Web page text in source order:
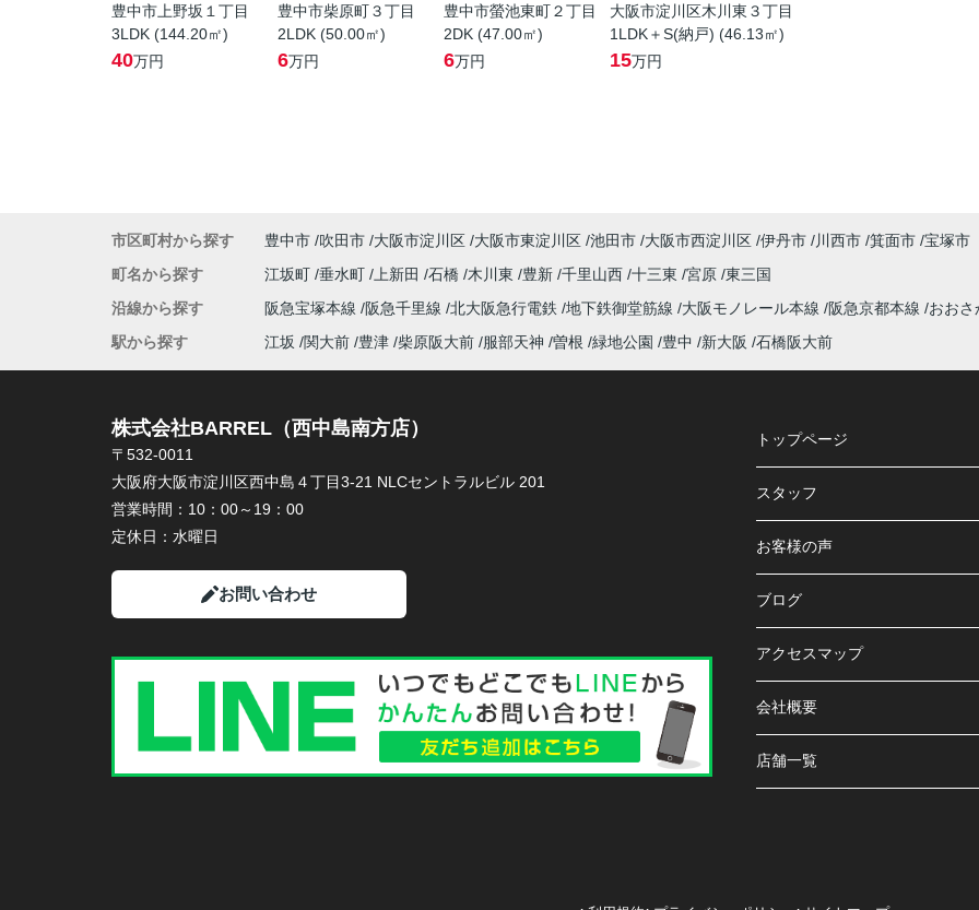
豊中市上野坂１丁目
3LDK (144.20㎡)
40万円
豊中市柴原町３丁目
2LDK (50.00㎡)
6万円
豊中市螢池東町２丁目
2DK (47.00㎡)
6万円
大阪市淀川区木川東３丁目
1LDK＋S(納戸) (46.13㎡)
15万円
市区町村から探す 豊中市 吹田市 大阪市淀川区 大阪市東淀川区 池田市 大阪市西淀川区 伊丹市 川西市 箕面市 宝塚市
町名から探す
江坂町 垂水町 上新田 石橋 木川東 豊新 千里山西 十三東 宮原 東三国
沿線から探す
阪急宝塚本線 阪急千里線 北大阪急行電鉄 地下鉄御堂筋線 大阪モノレール本線 阪急京都本線
おお
駅から探す
江坂 関大前 豊津 柴原阪大前 服部天神 曽根 緑地公園 豊中 新大阪 石橋阪大前
株式会社BARREL（西中島南方店）
〒532-0011
大阪府大阪市淀川区西中島４丁目3-21 NLCセントラルビル 201
営業時間： 10：00～19：00
定休日： 水曜日
お問い合わせ
トップページ
スタッフ
お客様の声
ブログ
アクセスマップ
会社概要
店舗一覧